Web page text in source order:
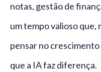
notas, gestão de
um tempo valioso que,
pensar no
que a IA faz diferença.